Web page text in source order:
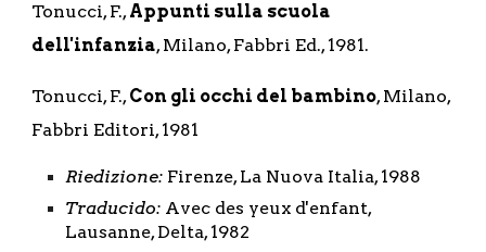
Tonucci, F., Appunti sulla scuola
dell'infanzia, Milano, Fabbri Ed., 1981.
Tonucci, F., Con gli occhi del bambino, Milano,
Fabbri Editori, 1981
Riedizione: Firenze, La Nuova Italia, 1988
Traducido: Avec des yeux d'enfant,
Lausanne, Delta, 1982